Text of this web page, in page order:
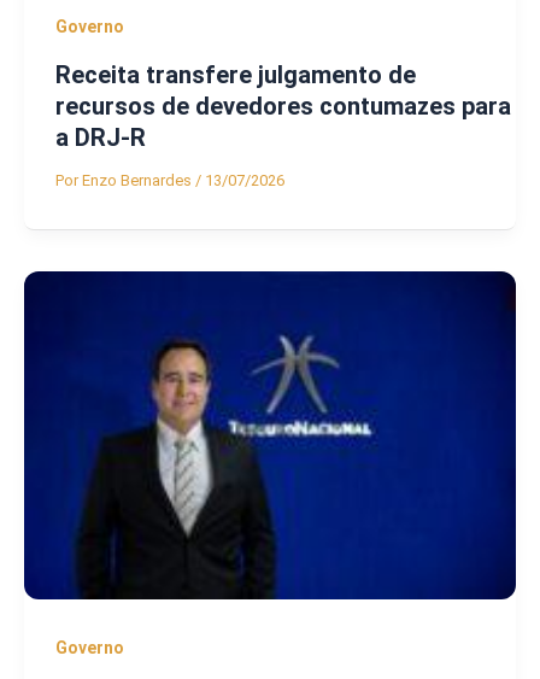
Governo
Receita transfere julgamento de
recursos de devedores contumazes para
a DRJ-R
PorEnzo Bernardes / 13/07/2026
Governo